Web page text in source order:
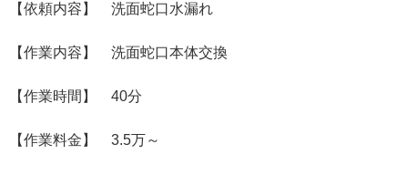
【依頼内容】 洗面蛇口水漏れ
【作業内容】 洗面蛇口本体交換
【作業時間】 40分
【作業料金】 3.5万～